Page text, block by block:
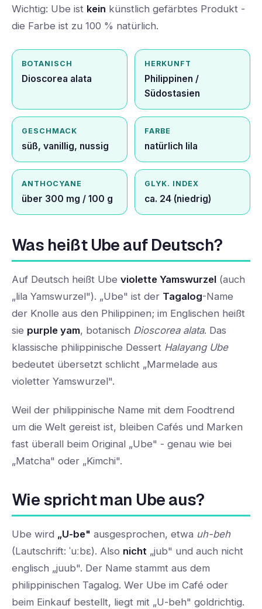
Wichtig: Ube ist kein künstlich gefärbtes Produkt -
die Farbe ist zu 100 % natürlich.
BOTANISCH
Dioscorea alata
HERKUNFT
Philippinen /
Südostasien
GESCHMACK
süß, vanillig, nussig
FARBE
natürlich lila
ANTHOCYANE
über 300 mg / 100 g
GLYK. INDEX
ca. 24 (niedrig)
Was heißt Ube auf Deutsch?
Auf Deutsch heißt Ube violette Yamswurzel (auch
„lila Yamswurzel"). „Ube" ist der Tagalog-Name
der Knolle aus den Philippinen; im Englischen heißt
sie purple yam, botanisch Dioscorea alata. Das
klassische philippinische Dessert Halayang Ube
bedeutet übersetzt schlicht „Marmelade aus
violetter Yamswurzel".
Weil der philippinische Name mit dem Foodtrend
um die Welt gereist ist, bleiben Cafés und Marken
fast überall beim Original „Ube" - genau wie bei
„Matcha" oder „Kimchi".
Wie spricht man Ube aus?
Ube wird „U-be" ausgesprochen, etwa uh-beh
(Lautschrift: ˈuːbɛ). Also nicht „jub" und auch nicht
englisch „juub". Der Name stammt aus dem
philippinischen Tagalog. Wer Ube im Café oder
beim Einkauf bestellt, liegt mit „U-beh" goldrichtig.